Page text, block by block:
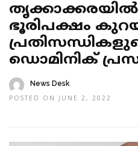
ഭൂരിപക്ഷം
ഡൊമിനിക്
News Desk
POSTED ON JUNE 2, 2022